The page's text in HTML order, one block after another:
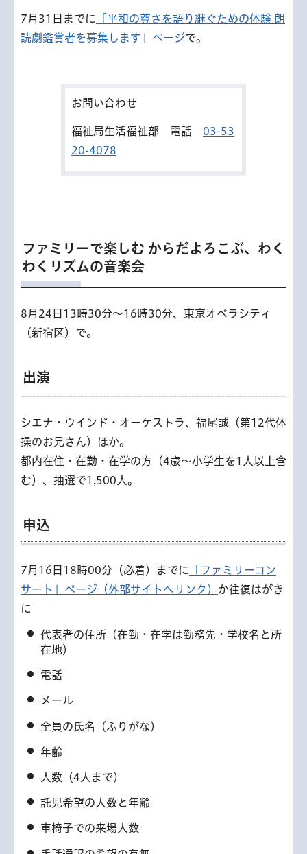
7月31日までに
「平和の尊さを語り継ぐための体験 朗
読劇鑑賞者を募集します」ページで。
お問い合わせ
福祉局生活福祉部 電話 03-53
20-4078
ファミリーで楽しむ からだよろこぶ、わく
わくリズムの音楽会
8月24日13時30分～16時30分、東京オペラシティ
（新宿区）で。
出演
シエナ・ウインド・オーケストラ、福尾誠（第12代体
操のお兄さん）ほか。
都内在住・在勤・在学の方（4歳～小学生を1人以上含
む）、抽選で1,500人。
申込
7月16日18時00分（必着）までに
「ファミリーコン
サート」ページ（外部サイトへリンク） か往復はがき
に
代表者の住所（在勤・在学は勤務先・学校名と所
在地）
電話
メール
全員の氏名（ふりがな）
年齢
人数（4人まで）
託児希望の人数と年齢
車椅子での来場人数